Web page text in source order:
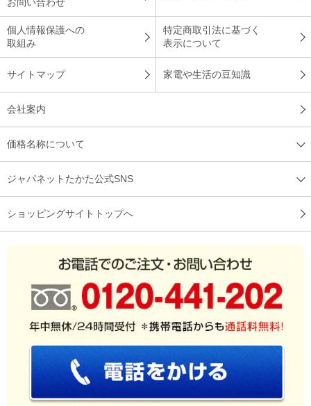
個人情報保護への
取組み
特定商取引法に基づく
表示について
サイトマップ 家電や生活の豆知識
会社案内
価格名称について
ジャパネットたかた公式SNS
ショッピングサイトトップへ